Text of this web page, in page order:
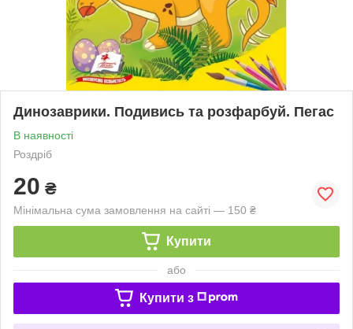
Динозаврики. Подивись та розфарбуй. Пегас
В наявності
Роздріб
20 ₴
Мінімальна сума замовлення на сайті — 150 ₴
Купити
або
Купити з